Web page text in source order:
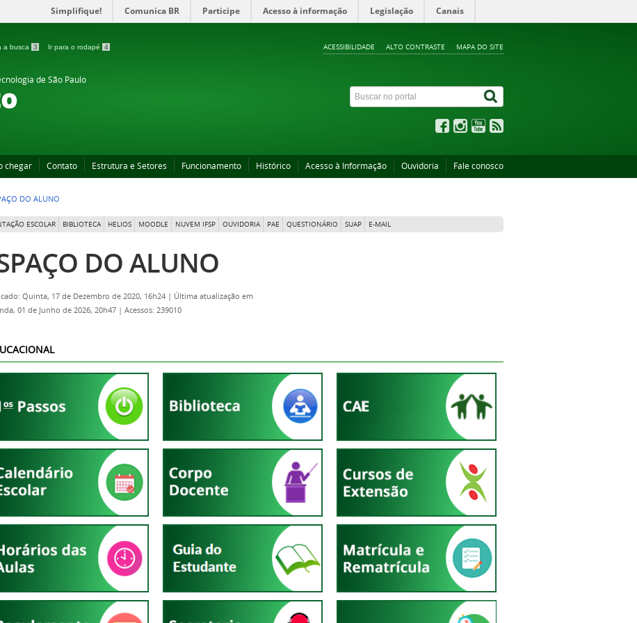
Simplifique! Comunica BR Participe Acesso à informação Legislação Canais
a busca 3 Ir para o rodapé 4 ACESSIBILIDADE ALTO CONTRASTE MAPA DO SITE
de São Paulo
chegar Contato Estrutura e Setores Funcionamento Histórico Acesso à Informação Ouvidoria Fale conosco
DO ALUNO
ESCOLAR BIBLIOTECA HELIOS MOODLE NUVEM IFSP OUVIDORIA PAE QUESTIONÁRIO SUAP E-MAIL
DO ALUNO
Quinta, 17 de Dezembro de 2020, 16h24 | Última atualização em
01 de Junho de 2026, 20h47 | Acessos: 239010